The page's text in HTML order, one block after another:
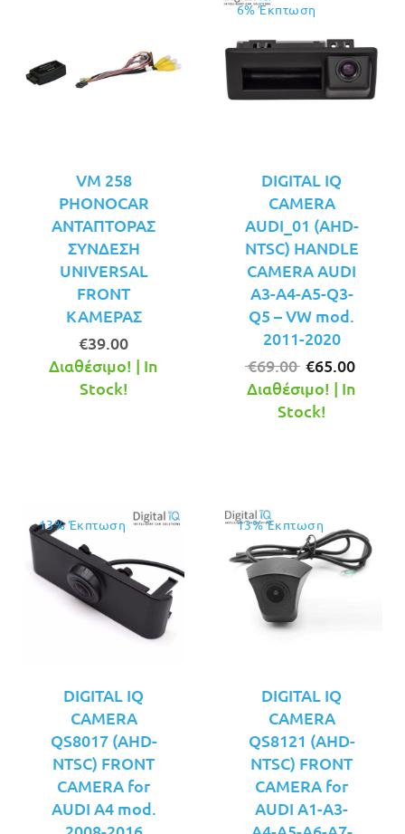
VM 258
PHONOCAR
ΑΝΤΑΠΤΟΡΑΣ
ΣΥΝΔΕΣΗ
UNIVERSAL
FRONT
ΚΑΜΕΡΑΣ
€39.00
Διαθέσιμο! | In
Stock!
6% Έκπτωση
DIGITAL IQ
CAMERA
AUDI_01 (AHD-
NTSC) HANDLE
CAMERA AUDI
A3-A4-A5-Q3-
Q5 – VW mod.
2011-2020
€69.00 Original
price
was:
€65.00
Διαθέσιμο! | In
Stock!
13% Έκπτωση
DIGITAL IQ
CAMERA
QS8017 (AHD-
NTSC) FRONT
CAMERA for
AUDI A4 mod.
13% Έκπτωση
DIGITAL IQ
CAMERA
QS8121 (AHD-
NTSC) FRONT
CAMERA for
AUDI A1-A3-